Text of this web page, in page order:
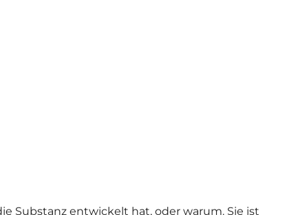
Substanz entwickelt hat, oder warum. Sie ist